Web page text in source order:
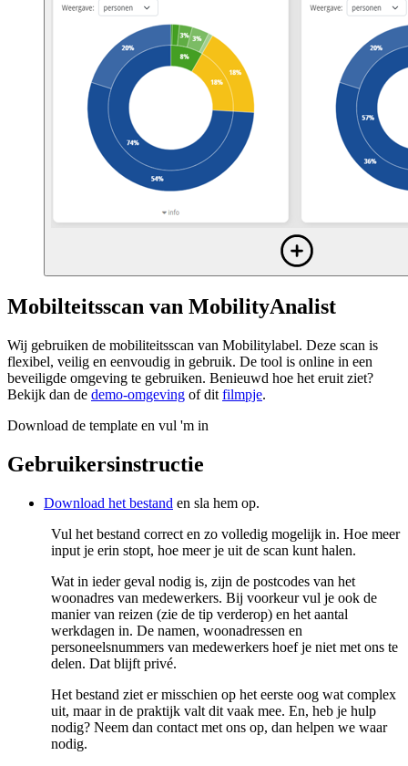
Mobilteitsscan van MobilityAnalist
Wij gebruiken de mobiliteitsscan van Mobilitylabel. Deze scan is
flexibel, veilig en eenvoudig in gebruik. De tool is online in een
beveiligde omgeving te gebruiken. Benieuwd hoe het eruit ziet?
Bekijk dan de demo-omgeving of dit filmpje.
Download de template en vul 'm in
Gebruikersinstructie
Download het bestand en sla hem op.
Vul het bestand correct en zo volledig mogelijk in. Hoe meer
input je erin stopt, hoe meer je uit de scan kunt halen.
Wat in ieder geval nodig is, zijn de postcodes van het
woonadres van medewerkers. Bij voorkeur vul je ook de
manier van reizen (zie de tip verderop) en het aantal
werkdagen in. De namen, woonadressen en
personeelsnummers van medewerkers hoef je niet met ons te
delen. Dat blijft privé.
Het bestand ziet er misschien op het eerste oog wat complex
uit, maar in de praktijk valt dit vaak mee. En, heb je hulp
nodig? Neem dan contact met ons op, dan helpen we waar
nodig.